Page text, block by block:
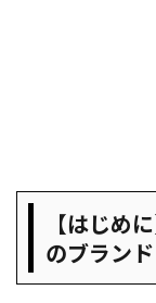
【はじめ
のブランド